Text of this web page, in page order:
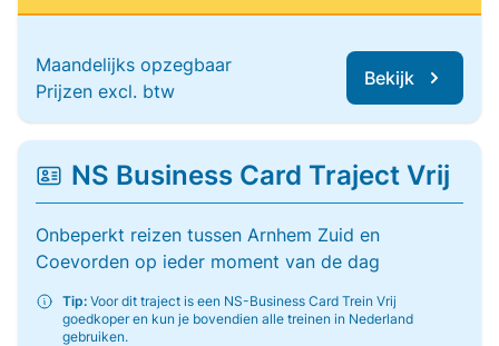
Maandelijks opzegbaar
Prijzen excl. btw
Bekijk
NS Business Card Traject Vrij
Onbeperkt reizen tussen Arnhem Zuid en
Coevorden op ieder moment van de dag
Tip: Voor dit traject is een NS-Business Card Trein Vrij
goedkoper en kun je bovendien alle treinen in Nederland
gebruiken.